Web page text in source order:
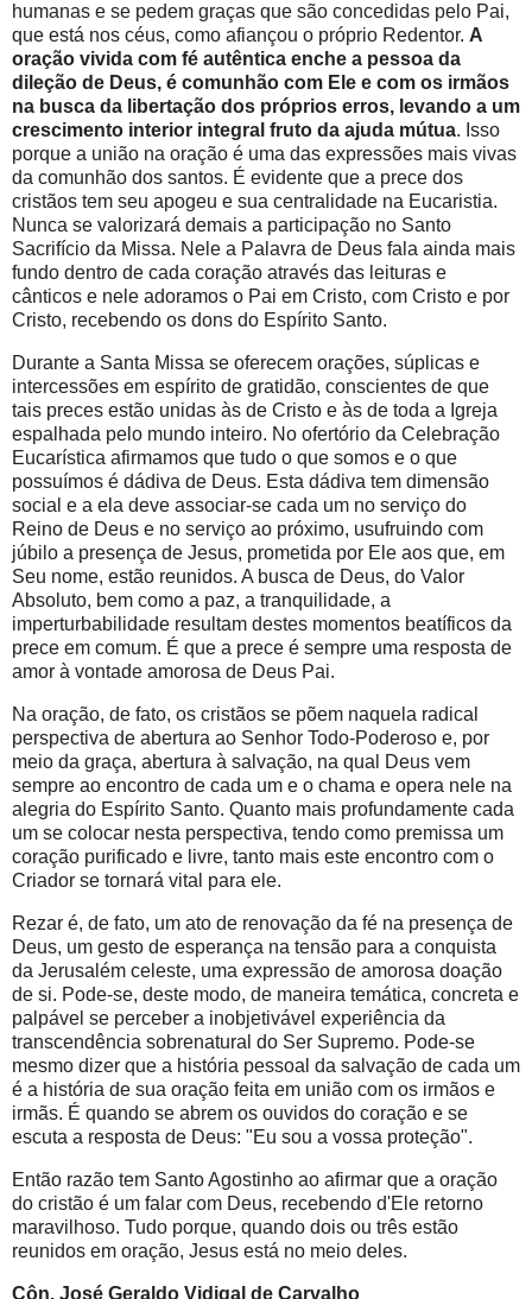
humanas e se pedem graças que são concedidas pelo Pai,
que está nos céus, como afiançou o próprio Redentor. A
oração vivida com fé autêntica enche a pessoa da
dileção de Deus, é comunhão com Ele e com os irmãos
na busca da libertação dos próprios erros, levando a um
crescimento interior integral fruto da ajuda mútua. Isso
porque a união na oração é uma das expressões mais vivas
da comunhão dos santos. É evidente que a prece dos
cristãos tem seu apogeu e sua centralidade na Eucaristia.
Nunca se valorizará demais a participação no Santo
Sacrifício da Missa. Nele a Palavra de Deus fala ainda mais
fundo dentro de cada coração através das leituras e
cânticos e nele adoramos o Pai em Cristo, com Cristo e por
Cristo, recebendo os dons do Espírito Santo.
Durante a Santa Missa se oferecem orações, súplicas e
intercessões em espírito de gratidão, conscientes de que
tais preces estão unidas às de Cristo e às de toda a Igreja
espalhada pelo mundo inteiro. No ofertório da Celebração
Eucarística afirmamos que tudo o que somos e o que
possuímos é dádiva de Deus. Esta dádiva tem dimensão
social e a ela deve associar-se cada um no serviço do
Reino de Deus e no serviço ao próximo, usufruindo com
júbilo a presença de Jesus, prometida por Ele aos que, em
Seu nome, estão reunidos. A busca de Deus, do Valor
Absoluto, bem como a paz, a tranquilidade, a
imperturbabilidade resultam destes momentos beatíficos da
prece em comum. É que a prece é sempre uma resposta de
amor à vontade amorosa de Deus Pai.
Na oração, de fato, os cristãos se põem naquela radical
perspectiva de abertura ao Senhor Todo-Poderoso e, por
meio da graça, abertura à salvação, na qual Deus vem
sempre ao encontro de cada um e o chama e opera nele na
alegria do Espírito Santo. Quanto mais profundamente cada
um se colocar nesta perspectiva, tendo como premissa um
coração purificado e livre, tanto mais este encontro com o
Criador se tornará vital para ele.
Rezar é, de fato, um ato de renovação da fé na presença de
Deus, um gesto de esperança na tensão para a conquista
da Jerusalém celeste, uma expressão de amorosa doação
de si. Pode-se, deste modo, de maneira temática, concreta e
palpável se perceber a inobjetivável experiência da
transcendência sobrenatural do Ser Supremo. Pode-se
mesmo dizer que a história pessoal da salvação de cada um
é a história de sua oração feita em união com os irmãos e
irmãs. É quando se abrem os ouvidos do coração e se
escuta a resposta de Deus: "Eu sou a vossa proteção".
Então razão tem Santo Agostinho ao afirmar que a oração
do cristão é um falar com Deus, recebendo d'Ele retorno
maravilhoso. Tudo porque, quando dois ou três estão
reunidos em oração, Jesus está no meio deles.
Côn. José Geraldo Vidigal de Carvalho